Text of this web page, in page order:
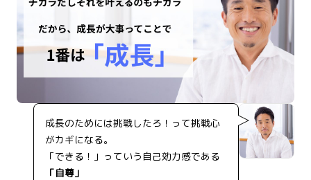
成長のためには挑戦したろ！って挑戦心
がカギになる。
「できる！」っていう自己効力感である
「自尊」